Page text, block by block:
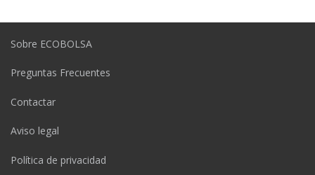
Sobre ECOBOLSA
Preguntas Frecuentes
Contactar
Aviso legal
Política de privacidad